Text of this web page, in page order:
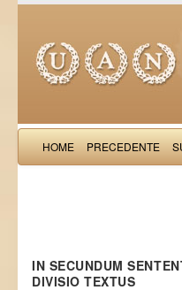
HOME PRECEDENTE
IN SECUNDUM
DIVISIO TEXTUS